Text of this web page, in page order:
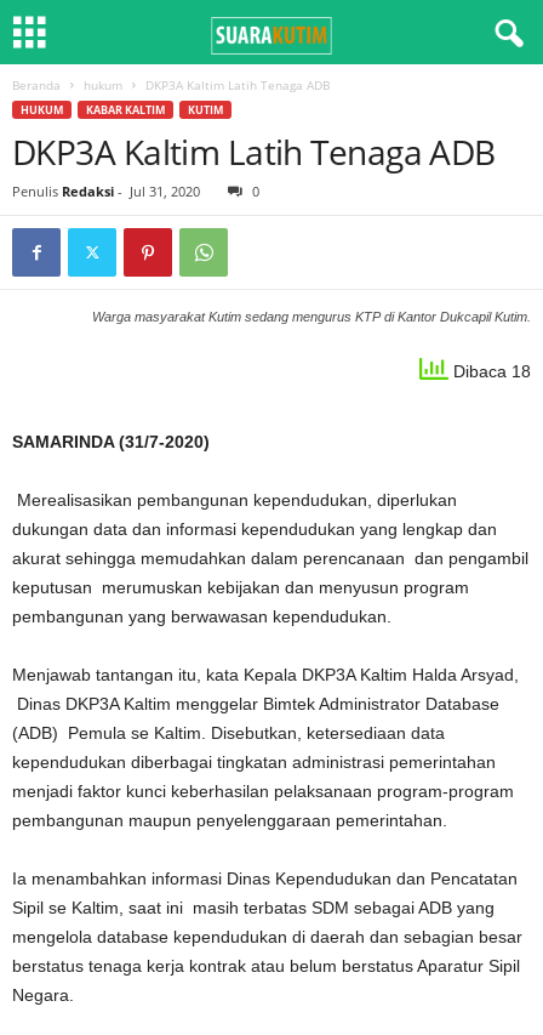
Beranda hukum DKP3A Kaltim Latih Tenaga ADB
HUKUM KABAR KALTIM KUTIM
DKP3A Kaltim Latih Tenaga ADB
Penulis Redaksi - Jul 31, 2020 0
Warga masyarakat Kutim sedang mengurus KTP di Kantor Dukcapil Kutim.
Dibaca 18
SAMARINDA (31/7-2020)
Merealisasikan pembangunan kependudukan, diperlukan
dukungan data dan informasi kependudukan yang lengkap dan
akurat sehingga memudahkan dalam perencanaan dan pengambil
keputusan merumuskan kebijakan dan menyusun program
pembangunan yang berwawasan kependudukan.
Menjawab tantangan itu, kata Kepala DKP3A Kaltim Halda Arsyad,
Dinas DKP3A Kaltim menggelar Bimtek Administrator Database
(ADB) Pemula se Kaltim. Disebutkan, ketersediaan data
kependudukan diberbagai tingkatan administrasi pemerintahan
menjadi faktor kunci keberhasilan pelaksanaan program-program
pembangunan maupun penyelenggaraan pemerintahan.
Ia menambahkan informasi Dinas Kependudukan dan Pencatatan
Sipil se Kaltim, saat ini masih terbatas SDM sebagai ADB yang
mengelola database kependudukan di daerah dan sebagian besar
berstatus tenaga kerja kontrak atau belum berstatus Aparatur Sipil
Negara.